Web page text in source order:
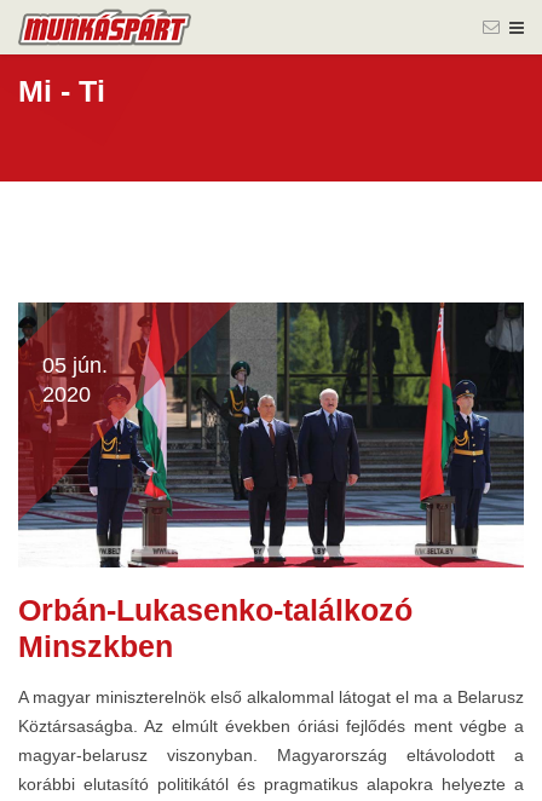
Mi - Ti
05 jún.
2020
Orbán-Lukasenko-találkozó
Minszkben
A magyar miniszterelnök első alkalommal látogat el ma a Belarusz
Köztársaságba. Az elmúlt években óriási fejlődés ment végbe a
magyar-belarusz viszonyban. Magyarország eltávolodott a
korábbi elutasító politikától és pragmatikus alapokra helyezte a